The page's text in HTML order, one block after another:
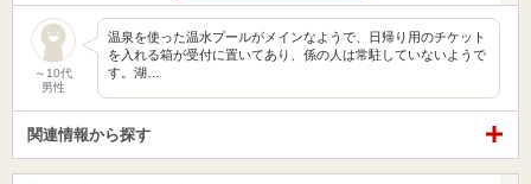
～10代
男性
温泉を使った温水プールがメインなようで、日帰り用のチケット
を入れる箱が受付に置いてあり、係の人は常駐していないようで
す。湖…
関連情報から探す